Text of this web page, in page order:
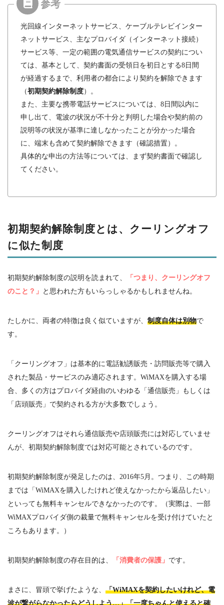
光回線インターネットサービス、ケーブルテレビインター
ネットサービス、主なプロバイダ（インターネット接続）
サービス等、一定の範囲の電気通信サービスの契約につい
ては、基本として、契約書面の受領日を初日とする8日間
が経過するまで、利用者の都合により契約を解除できます
（初期契約解除制度）。
また、主要な携帯電話サービスについては、 8日間以内に
申し出て、電波の状況が不十分と判明した場合や契約前の
説明等の状況が基準に達しなかったことが分かった場合
に、端末も含めて契約解除できます（確認措置）。
具体的な申出の方法等については、まず契約書面で確認し
てください。
初期契約解除制度とは、クーリングオフ
に似た制度
初期契約解除制度の説明を読まれて、
「つまり、クーリングオフ
のこと？」 と思われた方もいらっしゃるかもしれませんね。
たしかに、両者の特徴は良く似ていますが、 制度自体は別物で
す。
「クーリングオフ」は基本的に電話勧誘販売・訪問販売等で購入
された製品・サービスのみ適応されます。 WiMAXを購入する場
合、多くの方はプロバイダ経由のいわゆる「通信販売」もしくは
「店頭販売」で契約される方が大多数でしょう。
クーリングオフはそれら通信販売や店頭販売には対応していませ
んが、初期契約解除制度では対応可能とされているのです。
初期契約解除制度が発足したのは、 2016年5月。つまり、この時期
までは「WiMAXを購入したけれど使えなかったから返品したい」
といっても無料キャンセルできなかったのです。（実際は、一部
WiMAXプロバイダ側の裁量で無料キャンセルを受け付けていたと
ころもあります。）
初期契約解除制度の存在目的は、 「消費者の保護」 です。
まさに、冒頭で挙げたような、 「WiMAXを契約したいけれど、電
波が繋がらなかったらどうしよう…」「一度ちゃんと使えると確